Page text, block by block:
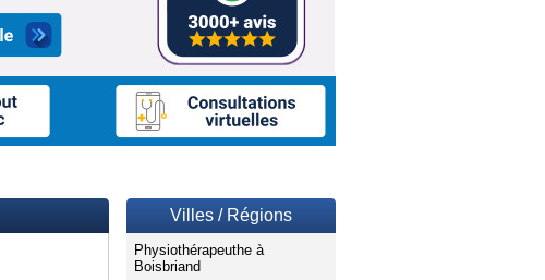
Villes / Régions
Physiothérapeuthe à
Boisbriand